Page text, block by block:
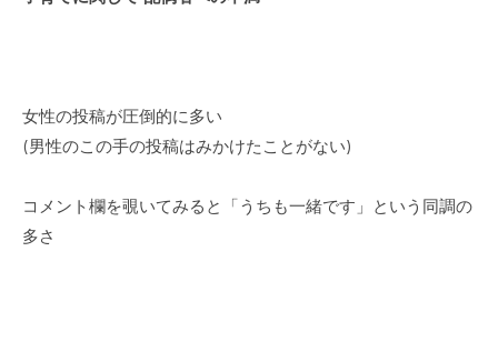
女性の投稿が圧倒的に多い
(男性のこの手の投稿はみかけたことがない)
コメント欄を覗いてみると「うちも一緒です」という同調の
多さ